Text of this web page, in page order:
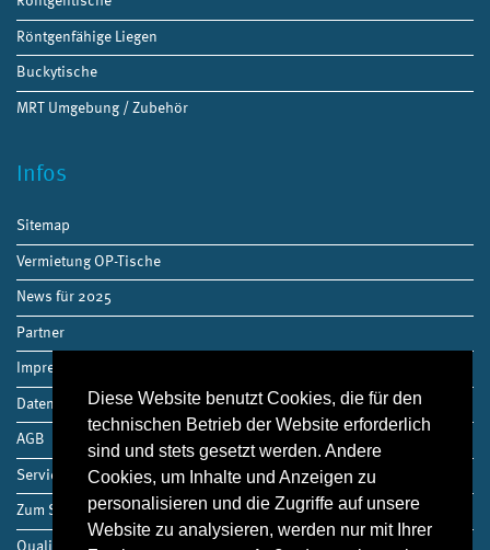
Diese Website benutzt Cookies, die für den
technischen Betrieb der Website erforderlich
sind und stets gesetzt werden. Andere
Cookies, um Inhalte und Anzeigen zu
personalisieren und die Zugriffe auf unsere
Website zu analysieren, werden nur mit Ihrer
Röntgenfähige Liegen
Buckytische
MRT Umgebung / Zubehör
Infos
Sitemap
Vermietung OP-Tische
News für 2025
Partner
Impressum
Datenschutz
AGB
Service
Zum Shop
Qualitätsmanagement